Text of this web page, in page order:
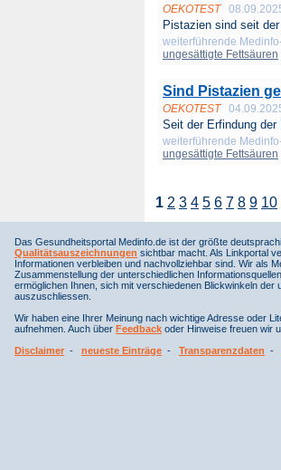
OEKOTEST
Pistazien sind seit
weiterführende
ungesättigte Fettsäuren
Sind Pistazien
OEKOTEST
Seit der Erfindung
weiterführende
ungesättigte Fettsäuren
1 2 3 4 5 6 7 8 9 10
Das Gesundheitsportal Medinfo.de ist der größte
Qualitätsauszeichnungen sichtbar macht. Als Linkportal
Informationen verbleiben und nachvollziehbar sind. Wir als
Zusammenstellung der unterschiedlichen
ermöglichen Ihnen, sich mit verschiedenen Blickwinkeln
auszuschliessen.
Wir haben eine Ihrer Meinung nach wichtige Adresse oder
aufnehmen. Auch über Feedback oder Hinweise freuen wir
Disclaimer - neueste Einträge - Transparenzdaten -